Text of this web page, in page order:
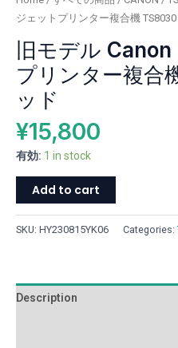
ジェットプリンター複合機 TS8030
旧モデル
プリンター複合
ッド
¥15,800
有効: 1 in stock
タ
ー
複
合
機
TS8030
レ
ッ
quantity
Add to cart
SKU: HY230815YK06 Categories:
Description